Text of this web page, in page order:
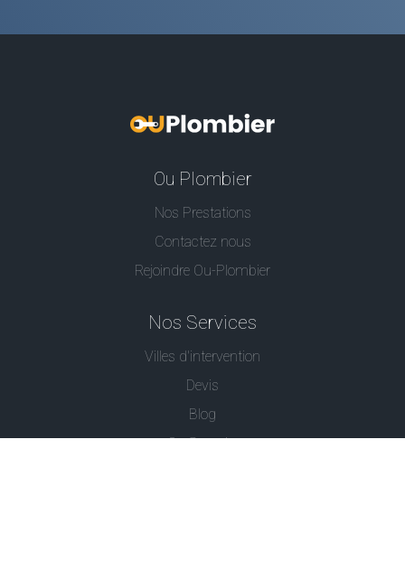
Ou Plombier
Nos Prestations
Contactez nous
Rejoindre Ou-Plombier
Nos Services
Villes d'intervention
Devis
Blog
Ou Serrurier